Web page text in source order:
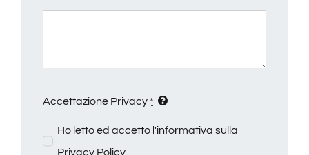
Accettazione Privacy *
Ho letto ed accetto l'informativa sulla
Privacy Policy